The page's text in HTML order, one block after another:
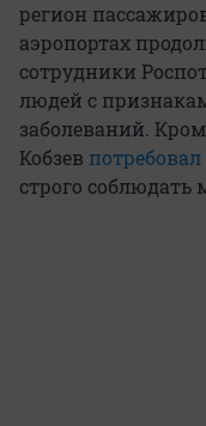
регион
аэропортах
сотрудники
людей с
заболеваний.
Кобзев потребовал
строго